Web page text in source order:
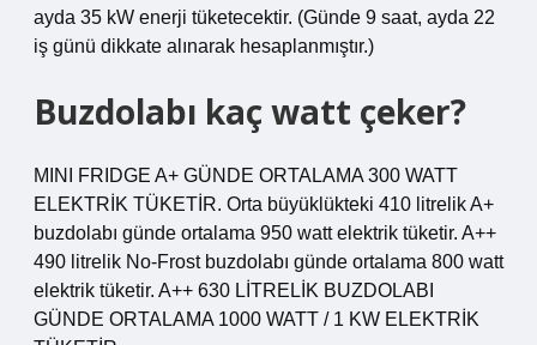
ayda 35 kW enerji tüketecektir. (Günde 9 saat, ayda 22
iş günü dikkate alınarak hesaplanmıştır.)
Buzdolabı kaç watt çeker?
MINI FRIDGE A+ GÜNDE ORTALAMA 300 WATT
ELEKTRİK TÜKETİR. Orta büyüklükteki 410 litrelik A+
buzdolabı günde ortalama 950 watt elektrik tüketir. A++
490 litrelik No-Frost buzdolabı günde ortalama 800 watt
elektrik tüketir. A++ 630 LİTRELİK BUZDOLABI
GÜNDE ORTALAMA 1000 WATT / 1 KW ELEKTRİK